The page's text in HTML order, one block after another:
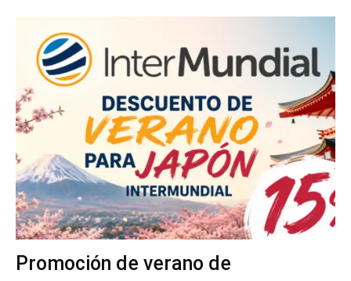
Promoción de verano de